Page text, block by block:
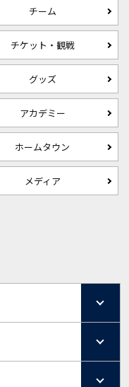
チーム
チケット・観戦
グッズ
アカデミー
ホームタウン
メディア